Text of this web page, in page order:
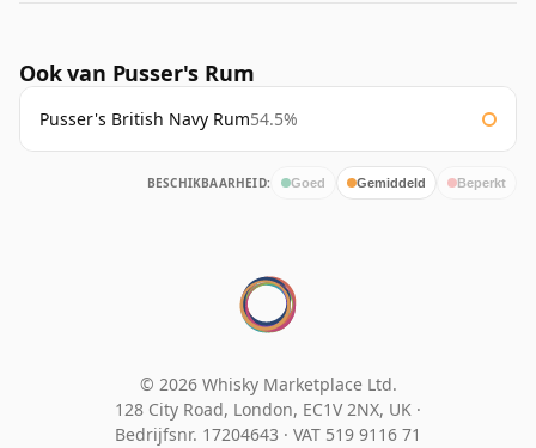
Ook van Pusser's Rum
Pusser's British Navy Rum54.5%
BESCHIKBAARHEID: Goed Gemiddeld Beperkt
© 2026 Whisky Marketplace Ltd.
128 City Road, London, EC1V 2NX, UK ·
Bedrijfsnr. 17204643 · VAT 519 9116 71